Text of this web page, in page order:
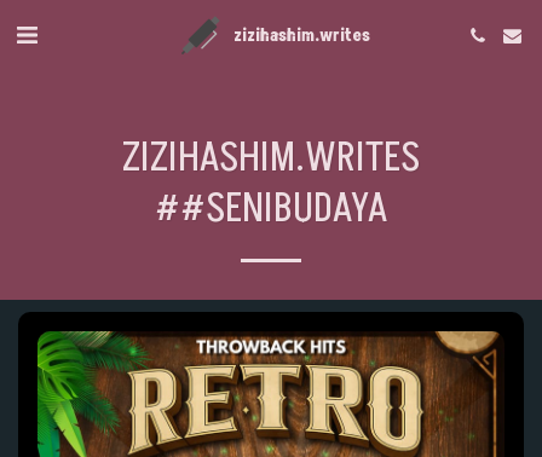
zizihashim.writes
ZIZIHASHIM.WRITES
##SENIBUDAYA